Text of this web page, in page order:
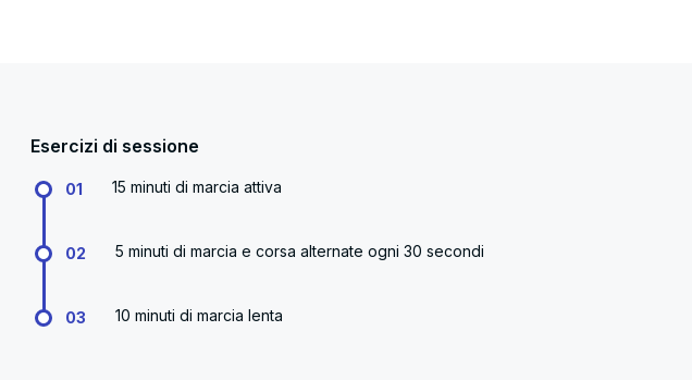
Esercizi di sessione
01 15 minuti di marcia attiva
02 5 minuti di marcia e corsa alternate ogni 30 secondi
03 10 minuti di marcia lenta